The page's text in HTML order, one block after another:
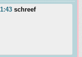
schreef